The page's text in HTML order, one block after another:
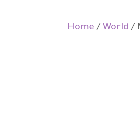
Home / World /